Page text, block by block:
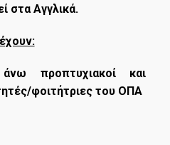
στα Αγγλικά.
προπτυχιακοί και
φοιτήτριες του ΟΠΑ